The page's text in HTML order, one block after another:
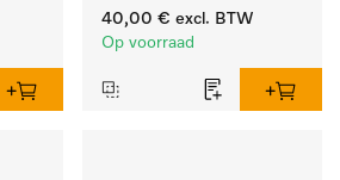
alkalisch, 10 kg voor het
reinigen van wit wasgoed
40,00 € excl. BTW
Op voorraad